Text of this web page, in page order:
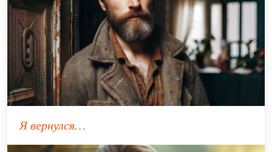
Я вернулся…